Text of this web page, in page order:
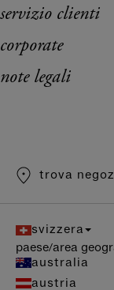
servizio clienti
corporate
note legali
trova
svizzera
paese/area
australia
austria